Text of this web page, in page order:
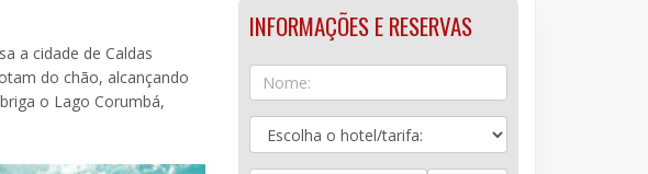
a cidade de Caldas
do chão, alcançando
o Lago Corumbá,
INFORMAÇÕES E RESERVAS